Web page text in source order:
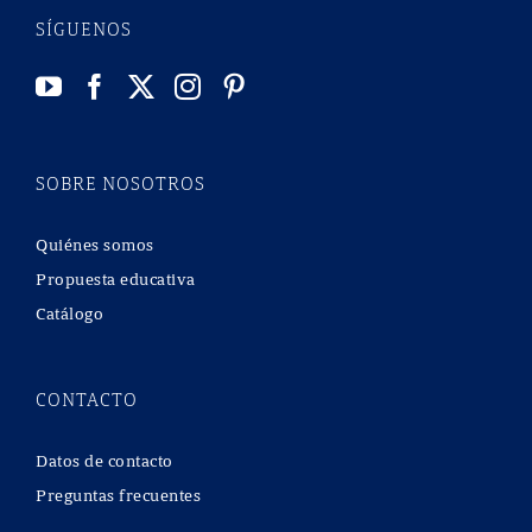
SÍGUENOS
SOBRE NOSOTROS
Quiénes somos
Propuesta educativa
Catálogo
CONTACTO
Datos de contacto
Preguntas frecuentes